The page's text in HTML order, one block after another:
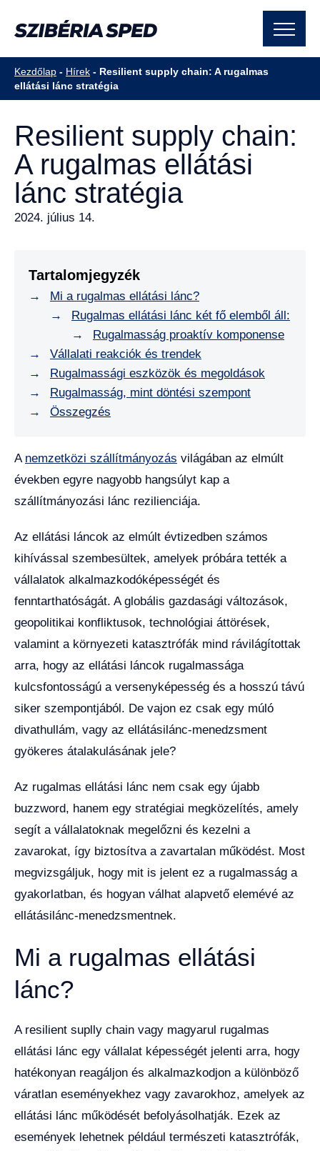
Resilient supply chain:
A rugalmas ellátási
lánc stratégia
2024. július 14.
Kezdőlap - Hírek - Resilient supply chain: A rugalmas
ellátási lánc stratégia
Tartalomjegyzék
Mi a rugalmas ellátási lánc?
Rugalmas ellátási lánc két fő elemből áll:
Rugalmasság proaktív komponense
Vállalati reakciók és trendek
Rugalmassági eszközök és megoldások
Rugalmasság, mint döntési szempont
Összegzés
A nemzetközi szállítmányozás világában az elmúlt
években egyre nagyobb hangsúlyt kap a
szállítmányozási lánc rezilienciája.
Az ellátási láncok az elmúlt évtizedben számos
kihívással szembesültek, amelyek próbára tették a
vállalatok alkalmazkodóképességét és
fenntarthatóságát. A globális gazdasági változások,
geopolitikai konfliktusok, technológiai áttörések,
valamint a környezeti katasztrófák mind rávilágítottak
arra, hogy az ellátási láncok rugalmassága
kulcsfontosságú a versenyképesség és a hosszú távú
siker szempontjából. De vajon ez csak egy múló
divathullám, vagy az ellátásilánc-menedzsment
gyökeres átalakulásának jele?
Az rugalmas ellátási lánc nem csak egy újabb
buzzword, hanem egy stratégiai megközelítés, amely
segít a vállalatoknak megelőzni és kezelni a
zavarokat, így biztosítva a zavartalan működést. Most
megvizsgáljuk, hogy mit is jelent ez a rugalmasság a
gyakorlatban, és hogyan válhat alapvető elemévé az
ellátásilánc-menedzsmentnek.
Mi a rugalmas ellátási
lánc?
A resilient suplly chain vagy magyarul rugalmas
ellátási lánc egy vállalat képességét jelenti arra, hogy
hatékonyan reagáljon és alkalmazkodjon a különböző
váratlan eseményekhez vagy zavarokhoz, amelyek az
ellátási lánc működését befolyásolhatják. Ezek az
események lehetnek például természeti katasztrófák,